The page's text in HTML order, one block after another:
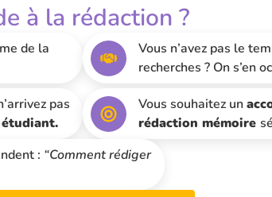
à la rédaction ?
de la
pas
Vous n’avez pas le
recherches ? On s’en
Vous souhaitez un
rédaction mémoire
: “Comment rédiger